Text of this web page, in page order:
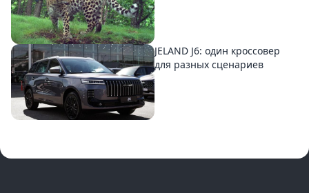
JELAND J6: один кроссовер
для разных сценариев